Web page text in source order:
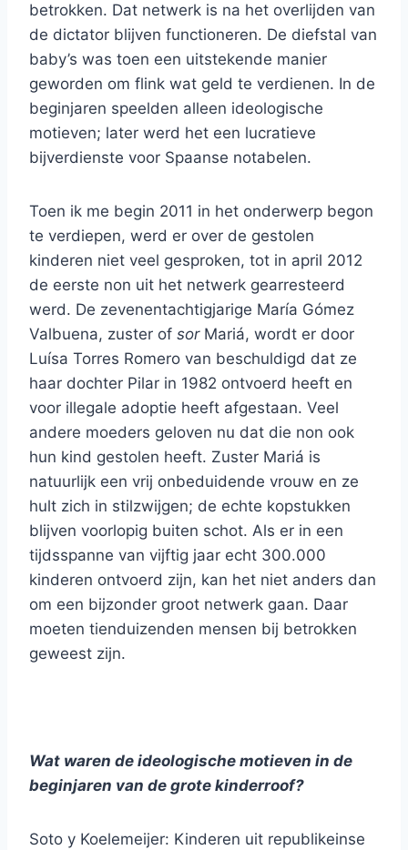
betrokken. Dat netwerk is na het overlijden van
de dictator blijven functioneren. De diefstal van
baby’s was toen een uitstekende manier
geworden om flink wat geld te verdienen. In de
beginjaren speelden alleen ideologische
motieven; later werd het een lucratieve
bijverdienste voor Spaanse notabelen.
Toen ik me begin 2011 in het onderwerp begon
te verdiepen, werd er over de gestolen
kinderen niet veel gesproken, tot in april 2012
de eerste non uit het netwerk gearresteerd
werd. De zevenentachtigjarige María Gómez
Valbuena, zuster of sorMariá, wordt er door
Luísa Torres Romero van beschuldigd dat ze
haar dochter Pilar in 1982 ontvoerd heeft en
voor illegale adoptie heeft afgestaan. Veel
andere moeders geloven nu dat die non ook
hun kind gestolen heeft. Zuster Mariá is
natuurlijk een vrij onbeduidende vrouw en ze
hult zich in stilzwijgen; de echte kopstukken
blijven voorlopig buiten schot. Als er in een
tijdsspanne van vijftig jaar echt 300.000
kinderen ontvoerd zijn, kan het niet anders dan
om een bijzonder groot netwerk gaan. Daar
moeten tienduizenden mensen bij betrokken
geweest zijn.
Wat waren de ideologische motieven in de
beginjaren van de grote kinderroof?
Soto y Koelemeijer: Kinderen uit republikeinse